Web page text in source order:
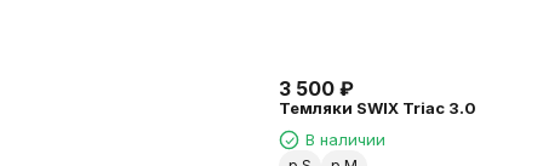
3 500 ₽
Темляки SWIX Triac 3.0
В наличии